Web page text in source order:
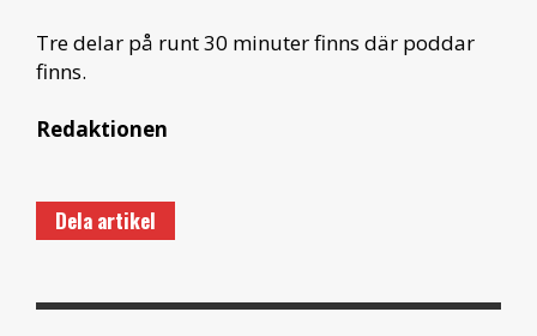
Tre delar på runt 30 minuter finns där poddar
finns.
Redaktionen
Dela artikel